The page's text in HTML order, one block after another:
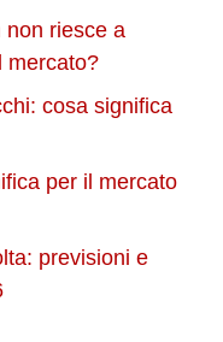
non riesce a
mercato?
cosa significa
per il mercato
previsioni e